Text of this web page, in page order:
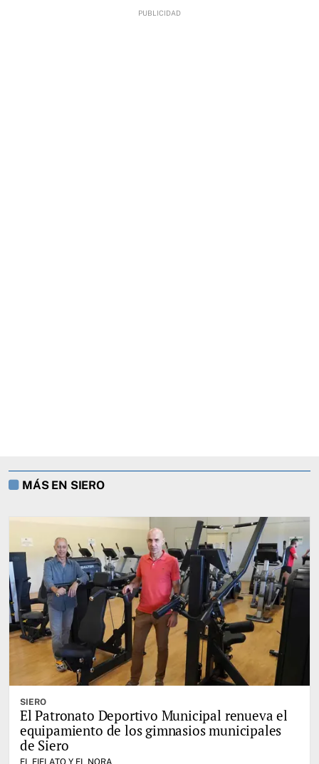
MÁS EN SIERO
SIERO
El Patronato Deportivo Municipal renueva el
equipamiento de los gimnasios municipales
de Siero